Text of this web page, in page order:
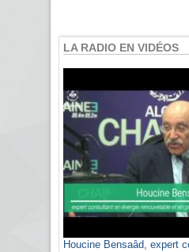
LA RADIO EN VIDÉOS
Houcine Bensaâd, expert